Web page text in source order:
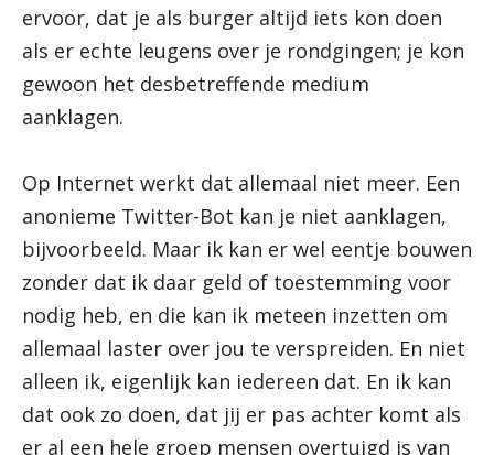
ervoor, dat je als burger altijd iets kon doen
als er echte leugens over je rondgingen; je kon
gewoon het desbetreffende medium
aanklagen.
Op Internet werkt dat allemaal niet meer. Een
anonieme Twitter-Bot kan je niet aanklagen,
bijvoorbeeld. Maar ik kan er wel eentje bouwen
zonder dat ik daar geld of toestemming voor
nodig heb, en die kan ik meteen inzetten om
allemaal laster over jou te verspreiden. En niet
alleen ik, eigenlijk kan iedereen dat. En ik kan
dat ook zo doen, dat jij er pas achter komt als
er al een hele groep mensen overtuigd is van